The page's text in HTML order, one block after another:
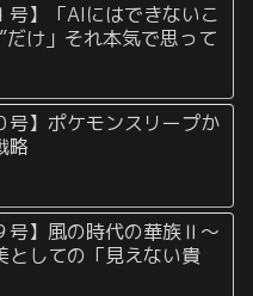
号】「AIにはできないこ
だけ」それ本気で思って
号】ポケモンスリープか
略
号】風の時代の華族Ⅱ〜
としての「見えない貴